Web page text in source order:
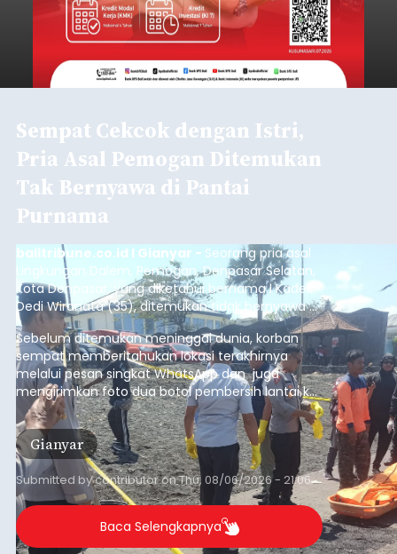
Sempat Cekcok dengan Istri,
Pria Asal Pemogan Ditemukan
Tak Bernyawa di Pantai
Purnama
balitribune.co.id I Gianyar - Seorang pria asal
Lingkungan Dalem, Pemogan, Denpasar Selatan,
Kota Denpasar, yang diketahui bernama I Kadek
Dedi Wiranata (35), ditemukan tidak bernyawa di
pesisir Pantai Purnama, Sukawati.
Sebelum ditemukan meninggal dunia, korban
sempat memberitahukan lokasi terakhirnya
melalui pesan singkat WhatsApp dan juga
mengirimkan foto dua botol pembersih lantai ke
istrinya.
Gianyar
Submitted bycontributoronThu, 08/06/2026 - 21:06
Baca Selengkapnya